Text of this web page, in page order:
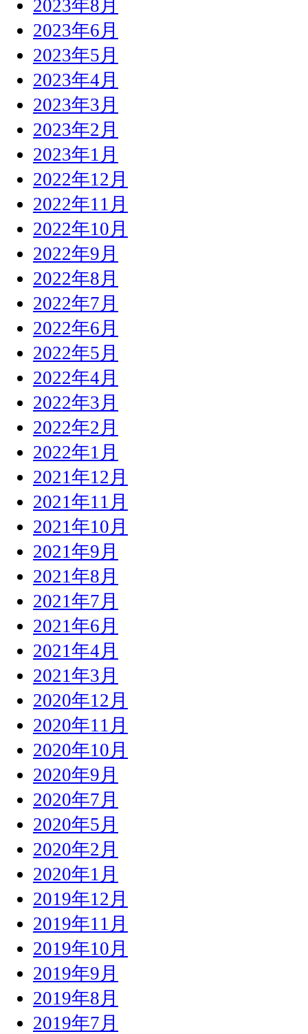
2023年8月
2023年6月
2023年5月
2023年4月
2023年3月
2023年2月
2023年1月
2022年12月
2022年11月
2022年10月
2022年9月
2022年8月
2022年7月
2022年6月
2022年5月
2022年4月
2022年3月
2022年2月
2022年1月
2021年12月
2021年11月
2021年10月
2021年9月
2021年8月
2021年7月
2021年6月
2021年4月
2021年3月
2020年12月
2020年11月
2020年10月
2020年9月
2020年7月
2020年5月
2020年2月
2020年1月
2019年12月
2019年11月
2019年10月
2019年9月
2019年8月
2019年7月